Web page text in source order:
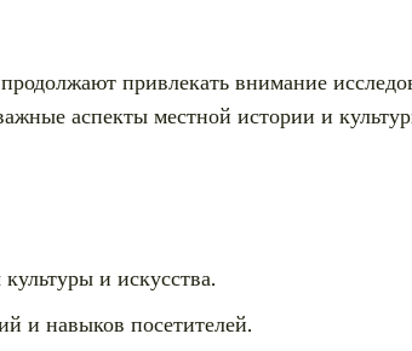
привлекать внимание
аспекты местной истории и
и искусства.
и навыков посетителей.